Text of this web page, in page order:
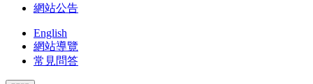
網站公告
English
網站導覽
常見問答